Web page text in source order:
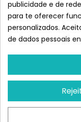
publicidade e de
para te oferecer
personalizados.
de dados pessoais